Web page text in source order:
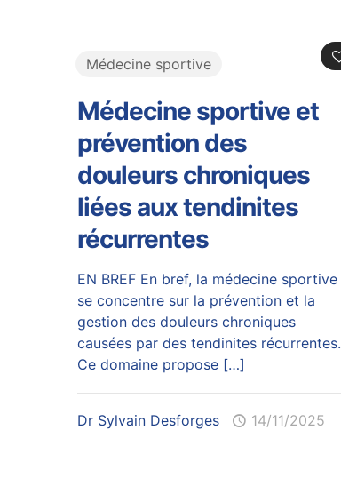
Médecine sportive
Médecine sportive et
prévention des
douleurs chroniques
liées aux tendinites
récurrentes
EN BREF En bref, la médecine sportive
se concentre sur la prévention et la
gestion des douleurs chroniques
causées par des tendinites récurrentes.
Ce domaine propose[…]
Dr Sylvain Desforges 14/11/2025